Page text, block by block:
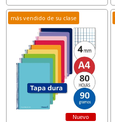
más vendido de su clase
Nuevo